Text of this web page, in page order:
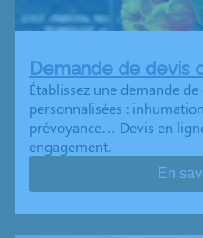
Demande de devis
Établissez une demande
personnalisées :
prévoyance… Devis en
engagement.
En